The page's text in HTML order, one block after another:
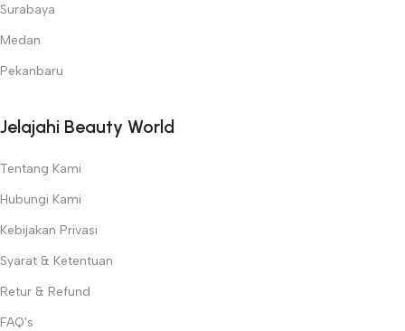
Surabaya
Medan
Pekanbaru
Jelajahi Beauty World
Tentang Kami
Hubungi Kami
Kebijakan Privasi
Syarat & Ketentuan
Retur & Refund
FAQ's